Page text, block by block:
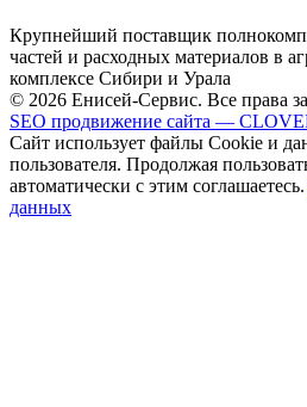
Крупнейший поставщик
частей и расходных материалов в
комплексе Сибири и Урала
© 2026 Енисей-Сервис. Все права
SEO продвижение сайта —
Сайт использует файлы Cookie и
пользователя. Продолжая
автоматически с этим соглашаетесь.
данных